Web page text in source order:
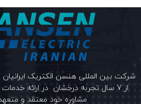
شرکت بین المللی هنسن الکتریک
از 7 سال تجربه درخشان در ارائه
مشاوره خود معتقد و